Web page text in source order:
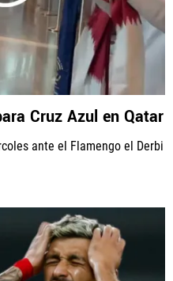
Cruz Azul en Qatar
ante el Flamengo el Derbi